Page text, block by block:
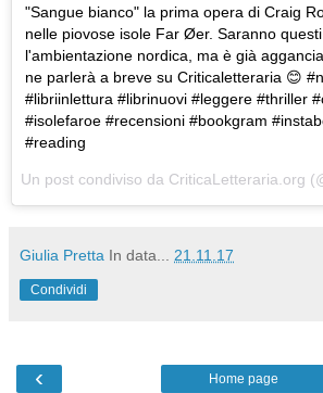
"Sangue bianco" la prima opera di Craig
nelle piovose isole Far Øer. Saranno
l'ambientazione nordica, ma è già
ne parlerà a breve su Criticaletteraria 😊
#libriinlettura #librinuovi #leggere #thriller
#isolefaroe #recensioni #bookgram
#reading
Giulia Pretta In data... 21.11.17
Condividi
‹ Home page